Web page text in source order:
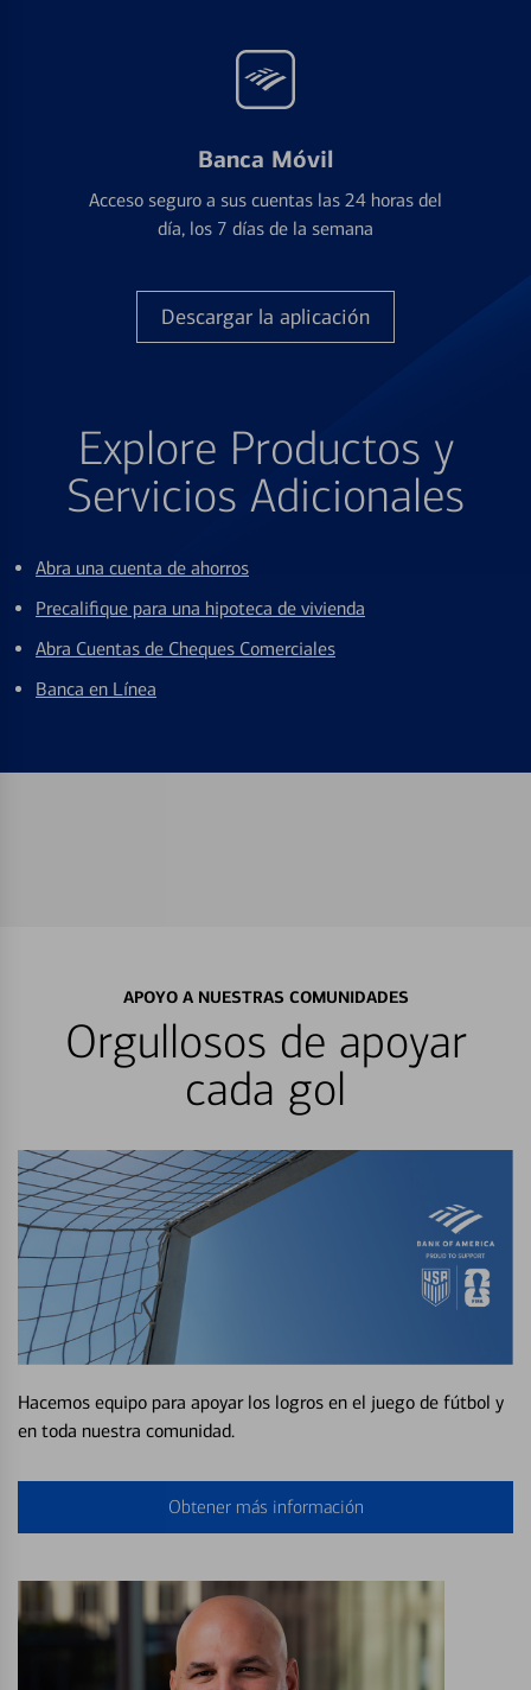
Banca Móvil
Acceso seguro a sus cuentas las 24 horas del
día, los 7 días de la semana
Descargar la aplicación
Explore Productos y
Servicios Adicionales
Abra una cuenta de ahorros
Precalifique para una hipoteca de vivienda
Abra Cuentas de Cheques Comerciales
Banca en Línea
APOYO A NUESTRAS COMUNIDADES
Orgullosos de apoyar
cada gol
Hacemos equipo para apoyar los logros en el juego de fútbol y
en toda nuestra comunidad.
Obtener más información